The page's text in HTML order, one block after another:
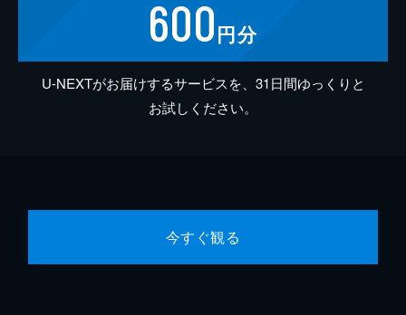
600円分
U-NEXTがお届けするサービスを、31日間ゆっくりと
お試しください。
今すぐ観る